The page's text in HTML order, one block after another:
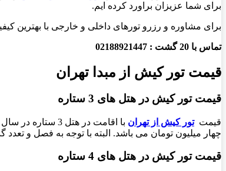
برای شما عزیزان براورد کرده ایم.
برای مشاوره و رزرو تورهای داخلی و خارجی با بهترین
تماس با 20 گشت : 02188921447
قیمت تور کیش از مبدا تهران
قیمت تور کیش در هتل های 3 ستاره
قیمتتور کیش از تهران
چهار میلیون تومان می باشد. البته با توجه به فصل و
قیمت تور کیش در هتل های 4 ستاره